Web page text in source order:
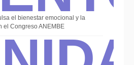
el bienestar emocional y la
el Congreso ANEMBE